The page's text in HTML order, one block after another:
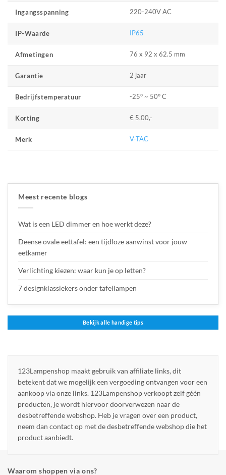
Ingangsspanning 220-240V AC
IP-Waarde IP65
Afmetingen 76 x 92 x 62.5 mm
Garantie 2 jaar
Bedrijfstemperatuur -25° ~ 50° C
Korting € 5.00,-
Merk V-TAC
Meest recente blogs
Wat is een LED dimmer en hoe werkt deze?
Deense ovale eettafel: een tijdloze aanwinst voor jouw
eetkamer
Verlichting kiezen: waar kun je op letten?
7 designklassiekers onder tafellampen
Bekijk alle handige tips
123Lampenshop maakt gebruik van affiliate links, dit
betekent dat we mogelijk een vergoeding ontvangen voor een
aankoop via onze links. 123Lampenshop verkoopt zelf géén
producten, je wordt hiervoor doorverwezen naar de
desbetreffende webshop. Heb je vragen over een product,
neem dan contact op met de desbetreffende webshop die het
product aanbiedt.
Waarom shoppen via ons?